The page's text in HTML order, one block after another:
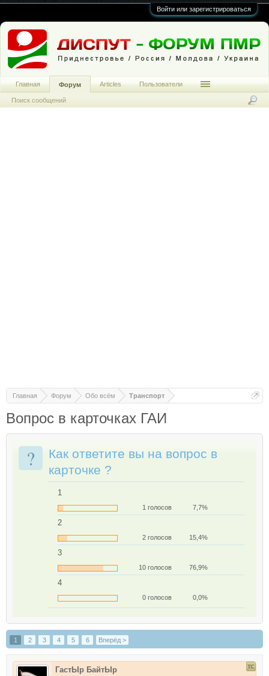
Войти или зарегистрироваться
Главная Форум Обо всём Транспорт
Вопрос в карточках ГАИ
?
Как ответите вы на вопрос в
карточке ?
1
1 голосов 7,7%
2
2 голосов 15,4%
3
10 голосов 76,9%
4
0 голосов 0,0%
1 2 3 4 5 6 Вперёд >
ГастЫр БайтЫр
Главная Форум
Поиск сообщений
Articles Пользователи